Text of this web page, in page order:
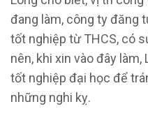
đang làm, công ty đăng
tốt nghiệp từ THCS, có
nên, khi xin vào đây làm,
tốt nghiệp đại học để
những nghi kỵ.